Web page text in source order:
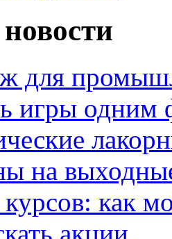
для
игры одним
на
как
акции